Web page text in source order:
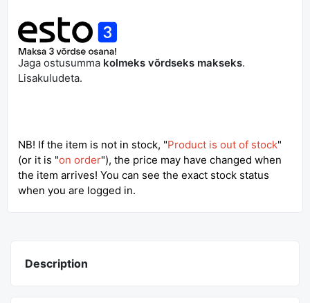
Jaga ostusumma kolmeks võrdseks makseks.
Lisakuludeta.
NB! If the item is not in stock, "Product is out of stock"
(or it is "on order"), the price may have changed when
the item arrives! You can see the exact stock status
when you are logged in.
Description